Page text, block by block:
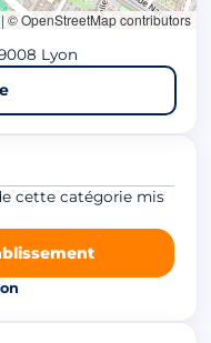
| © OpenStreetMap contributors
Lyon
cette catégorie mis